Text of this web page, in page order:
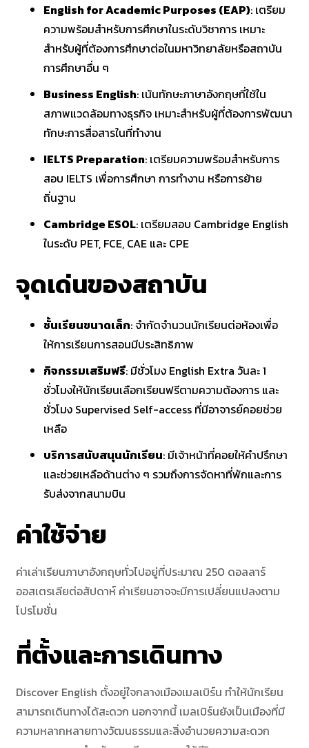
English for Academic Purposes (EAP): เตรียม
ความพร้อมสำหรับการศึกษาในระดับวิชาการ เหมาะ
สำหรับผู้ที่ต้องการศึกษาต่อในมหาวิทยาลัยหรือสถาบัน
การศึกษาอื่น ๆ​
Business English: เน้นทักษะภาษาอังกฤษที่ใช้ใน
สภาพแวดล้อมทางธุรกิจ เหมาะสำหรับผู้ที่ต้องการพัฒนา
ทักษะการสื่อสารในที่ทำงาน​
IELTS Preparation: เตรียมความพร้อมสำหรับการ
สอบ IELTS เพื่อการศึกษา การทำงาน หรือการย้าย
ถิ่นฐาน​
Cambridge ESOL: เตรียมสอบ Cambridge English
ในระดับ PET, FCE, CAE และ CPE
จุดเด่นของสถาบัน
ชั้นเรียนขนาดเล็ก: จำกัดจำนวนนักเรียนต่อห้องเพื่อ
ให้การเรียนการสอนมีประสิทธิภาพ​
กิจกรรมเสริมฟรี: มีชั่วโมง English Extra วันละ 1
ชั่วโมงให้นักเรียนเลือกเรียนฟรีตามความต้องการ และ
ชั่วโมง Supervised Self-access ที่มีอาจารย์คอยช่วย
เหลือ
บริการสนับสนุนนักเรียน: มีเจ้าหน้าที่คอยให้คำปรึกษา
และช่วยเหลือด้านต่าง ๆ รวมถึงการจัดหาที่พักและการ
รับส่งจากสนามบิน​
ค่าใช้จ่าย
ค่าเล่าเรียนภาษาอังกฤษทั่วไปอยู่ที่ประมาณ 250 ดอลลาร์
ออสเตรเลียต่อสัปดาห์ ค่าเรียนอาจจะมีการเปลี่ยนแปลงตาม
โปรโมชั่น
ที่ตั้งและการเดินทาง
Discover English ตั้งอยู่ใจกลางเมืองเมลเบิร์น ทำให้นักเรียน
สามารถเดินทางได้สะดวก นอกจากนี้ เมลเบิร์นยังเป็นเมืองที่มี
ความหลากหลายทางวัฒนธรรมและสิ่งอำนวยความสะดวก